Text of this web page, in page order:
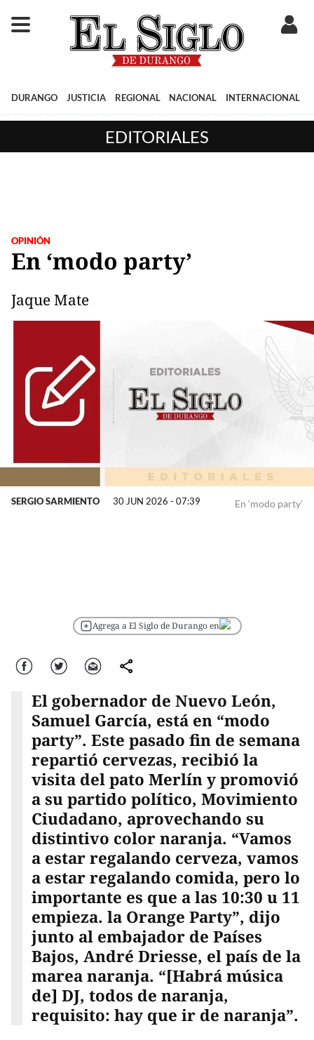
DURANGO JUSTICIA REGIONAL NACIONAL INTERNACIONAL
EDITORIALES
OPINIÓN
En ‘modo party’
Jaque Mate
En ‘modo party’
SERGIO SARMIENTO 30 JUN 2026 - 07:39
Agrega a El Siglo de Durango en
Facebook Twitter Correo comparte
El gobernador de Nuevo León,
Samuel García, está en “modo
party”. Este pasado fin de semana
repartió cervezas, recibió la
visita del pato Merlín y promovió
a su partido político, Movimiento
Ciudadano, aprovechando su
distintivo color naranja. “Vamos
a estar regalando cerveza, vamos
a estar regalando comida, pero lo
importante es que a las 10:30 u 11
empieza. la Orange Party”, dijo
junto al embajador de Países
Bajos, André Driesse, el país de la
marea naranja. “[Habrá música
de] DJ, todos de naranja,
requisito: hay que ir de naranja”.